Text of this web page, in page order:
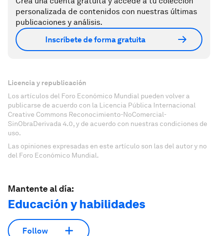
personalizada de contenidos con nuestras últimas
publicaciones y análisis.
Inscríbete de forma gratuita
Licencia y republicación
Los artículos del Foro Económico Mundial pueden volver a
publicarse de acuerdo con la Licencia Pública Internacional
Creative Commons Reconocimiento-NoComercial-
SinObraDerivada 4.0, y de acuerdo con nuestras condiciones de
uso.
Las opiniones expresadas en este artículo son las del autor y no
del Foro Económico Mundial.
Mantente al día:
Educación y habilidades
Follow